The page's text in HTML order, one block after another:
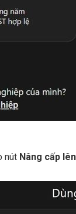
nút Nâng cấp